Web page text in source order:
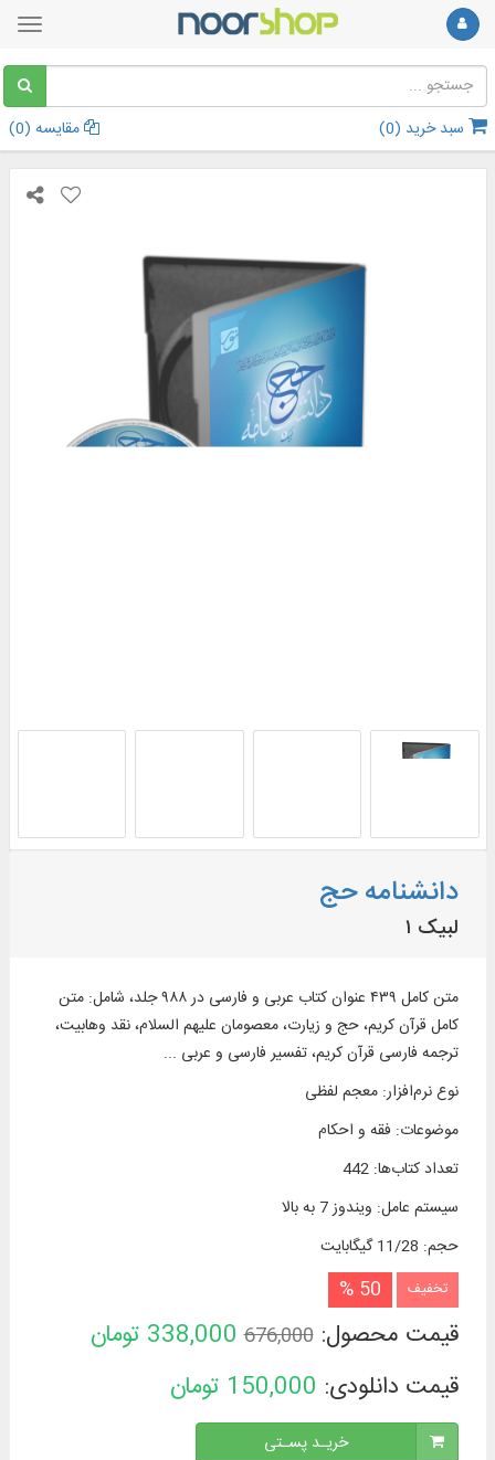
سبد خرید (0
) مقایسه (0
)
دانشنامه حج
لبیک ۱
متن کامل ۴۳۹ عنوان کتاب عربی و فارسی در ۹۸۸ جلد، شامل: متن
كامل قرآن كریم، حج و زیارت، معصومان علیهم السلام، نقد وهابیت،
ترجمه فارسی قرآن کریم، تفسیر فارسی و عربی ...
نوع نرم‌افزار:معجم لفظی
موضوعات: فقه و احکام
تعداد کتاب‌ها:
442
سیستم عامل: ویندوز 7 به بالا
حجم: 11/28 گیگابایت
تخفیف 50 %
قیمت محصول:676,000
338,000 تومان
قیمت دانلودی: 150,000 تومان
خریـد پسـتی